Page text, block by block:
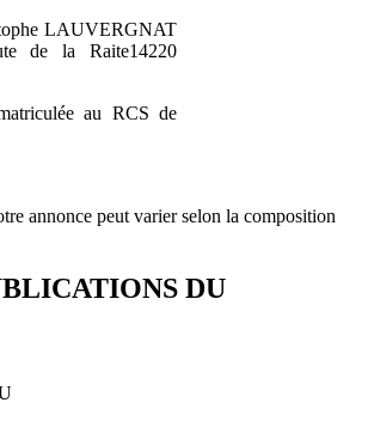
LAUVERGNAT
de la Raite14220
au RCS de
annonce peut varier selon la composition
DU